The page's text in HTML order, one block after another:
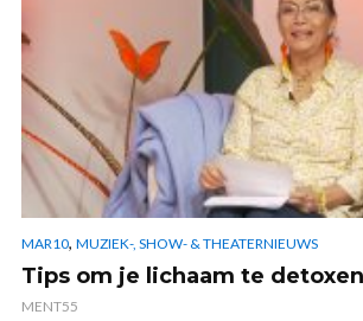
MAR10, MUZIEK-, SHOW- & THEATERNIEUWS
Tips om je lichaam te detoxen
MENT55